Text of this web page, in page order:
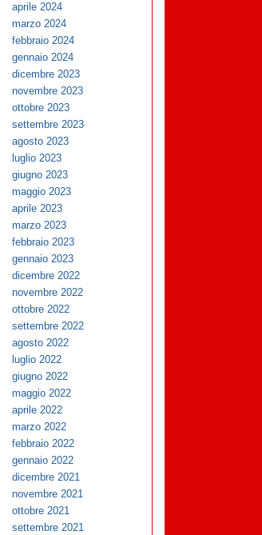
aprile 2024
marzo 2024
febbraio 2024
gennaio 2024
dicembre 2023
novembre 2023
ottobre 2023
settembre 2023
agosto 2023
luglio 2023
giugno 2023
maggio 2023
aprile 2023
marzo 2023
febbraio 2023
gennaio 2023
dicembre 2022
novembre 2022
ottobre 2022
settembre 2022
agosto 2022
luglio 2022
giugno 2022
maggio 2022
aprile 2022
marzo 2022
febbraio 2022
gennaio 2022
dicembre 2021
novembre 2021
ottobre 2021
settembre 2021